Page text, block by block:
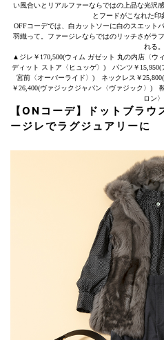
い風合いとリアルファーならではの上品な光沢
とフードがこなれた印
OFFコーデでは、白カットソーに白のスエット
羽織って。ファージレならではのリッチさがラ
れる。
▲ジレ￥170,500(ウィム ガゼット 丸の内店〈
ディット ストア〈ヒュッゲ〉) パンツ￥
宮前〈オーバーライド〉) ネックレス￥
￥26,400(ヴァジックジャパン〈ヴァジック〉)
ロン
【ONコーデ】ドットブラ
ージレでラグジュアリーに